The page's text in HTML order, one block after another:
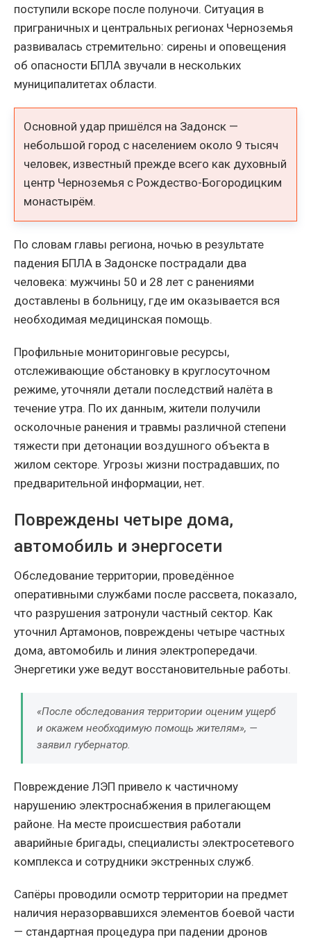
поступили вскоре после полуночи. Ситуация в
приграничных и центральных регионах Черноземья
развивалась стремительно: сирены и оповещения
об опасности БПЛА звучали в нескольких
муниципалитетах области.
Основной удар пришёлся на Задонск —
небольшой город с населением около 9 тысяч
человек, известный прежде всего как духовный
центр Черноземья с Рождество-Богородицким
монастырём.
По словам главы региона, ночью в результате
падения БПЛА в Задонске пострадали два
человека: мужчины 50 и 28 лет с ранениями
доставлены в больницу, где им оказывается вся
необходимая медицинская помощь.
Профильные мониторинговые ресурсы,
отслеживающие обстановку в круглосуточном
режиме, уточняли детали последствий налёта в
течение утра. По их данным, жители получили
осколочные ранения и травмы различной степени
тяжести при детонации воздушного объекта в
жилом секторе. Угрозы жизни пострадавших, по
предварительной информации, нет.
Повреждены четыре дома,
автомобиль и энергосети
Обследование территории, проведённое
оперативными службами после рассвета, показало,
что разрушения затронули частный сектор. Как
уточнил Артамонов, повреждены четыре частных
дома, автомобиль и линия электропередачи.
Энергетики уже ведут восстановительные работы.
«После обследования территории оценим ущерб
и окажем необходимую помощь жителям», —
заявил губернатор.
Повреждение ЛЭП привело к частичному
нарушению электроснабжения в прилегающем
районе. На месте происшествия работали
аварийные бригады, специалисты электросетевого
комплекса и сотрудники экстренных служб.
Сапёры проводили осмотр территории на предмет
наличия неразорвавшихся элементов боевой части
— стандартная процедура при падении дронов